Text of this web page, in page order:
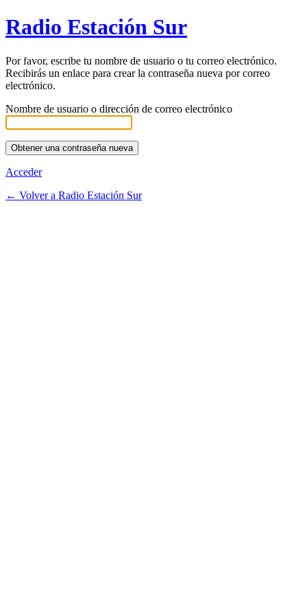
Radio Estación Sur
Por favor, escribe tu nombre de usuario o tu correo electrónico.
Recibirás un enlace para crear la contraseña nueva por correo
electrónico.
Nombre de usuario o dirección de correo electrónico
Acceder
← Volver a Radio Estación Sur